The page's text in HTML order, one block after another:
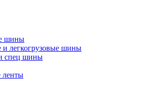
шины
и легкогрузовые шины
спец шины